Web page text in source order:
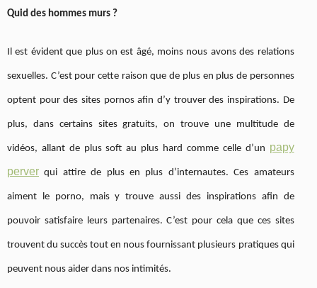
Quid des hommes murs ?
Il est évident que plus on est âgé, moins nous avons des relations
sexuelles. C’est pour cette raison que de plus en plus de personnes
optent pour des sites pornos afin d’y trouver des inspirations. De
plus, dans certains sites gratuits, on trouve une multitude de
vidéos, allant de plus soft au plus hard comme celle d’un papy
perver qui attire de plus en plus d’internautes. Ces amateurs
aiment le porno, mais y trouve aussi des inspirations afin de
pouvoir satisfaire leurs partenaires. C’est pour cela que ces sites
trouvent du succès tout en nous fournissant plusieurs pratiques qui
peuvent nous aider dans nos intimités.